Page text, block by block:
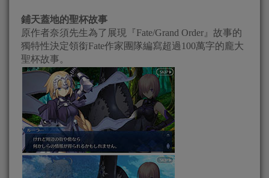
鋪天蓋地的聖杯故事
原作者奈須先生為了展現『Fate/Grand Order』故事的
獨特性決定領銜Fate作家團隊編寫超過100萬字的龐大
聖杯故事。